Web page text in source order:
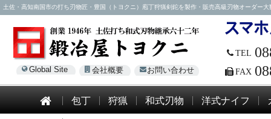
土佐・高知南国市の打ち刃物匠・豊国（トヨクニ）庖丁狩猟剣鉈を製作・販売高級刃物オーダー
Global Site 会社概要 お問い合わせ
TEL
FAX
包丁 狩猟 和式刃物 洋式ナイフ